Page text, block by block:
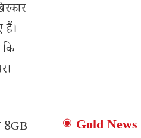
हैं।
8GB
Gold News